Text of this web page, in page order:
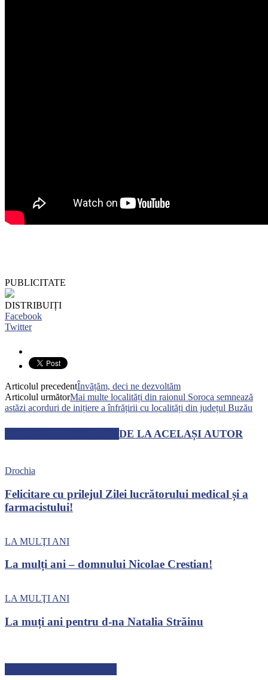
PUBLICITATE
DISTRIBUIȚI
Facebook
Twitter
Articolul precedentÎnvățăm, deci ne dezvoltăm
Articolul următorMai multe localități din raionul Soroca semnează
astăzi acorduri de inițiere a înfrățirii cu localități din județul Buzău
DE LA ACELAȘI AUTOR
Drochia
Felicitare cu prilejul Zilei lucrătorului medical și a
farmacistului!
LA MULŢI ANI
La mulți ani – domnului Nicolae Crestian!
LA MULŢI ANI
La muți ani pentru d-na Natalia Străinu